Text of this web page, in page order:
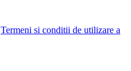
Termeni si conditii de utilizare a